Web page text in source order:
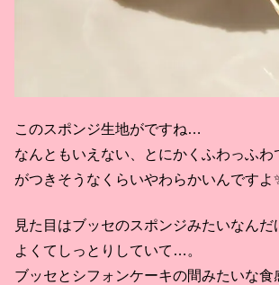
このスポンジ生地がですね…
なんともいえない、とにかくふわっふわ
がつきそうなくらいやわらかいんですよ
見た目はブッセのスポンジみたいなん
よくてしっとりしていて…。
ブッセとシフォンケーキの間みたいな食